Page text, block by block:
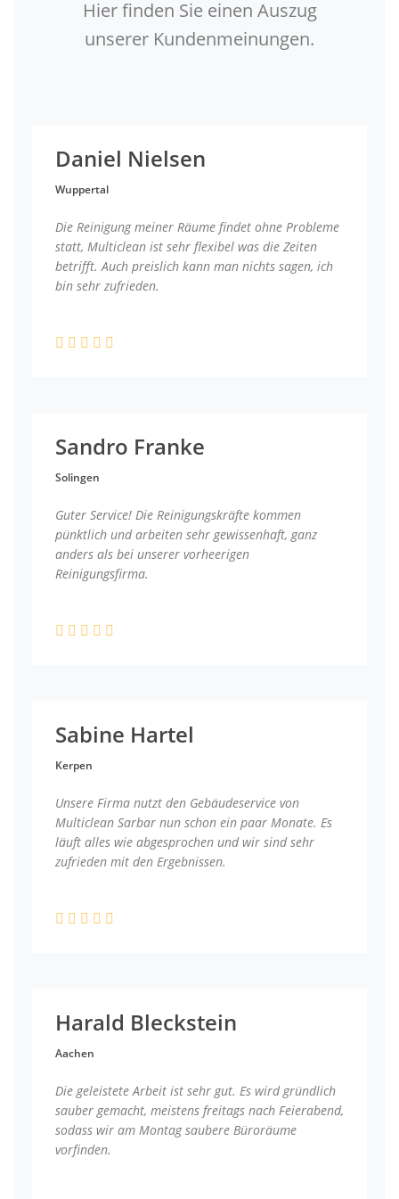
Hier finden Sie einen Auszug
unserer Kundenmeinungen.
Daniel Nielsen
Wuppertal
Die Reinigung meiner Räume findet ohne Probleme
statt, Multiclean ist sehr flexibel was die Zeiten
betrifft. Auch preislich kann man nichts sagen, ich
bin sehr zufrieden.
Sandro Franke
Solingen
Guter Service! Die Reinigungskräfte kommen
pünktlich und arbeiten sehr gewissenhaft, ganz
anders als bei unserer vorheerigen
Reinigungsfirma.
Sabine Hartel
Kerpen
Unsere Firma nutzt den Gebäudeservice von
Multiclean Sarbar nun schon ein paar Monate. Es
läuft alles wie abgesprochen und wir sind sehr
zufrieden mit den Ergebnissen.
Harald Bleckstein
Aachen
Die geleistete Arbeit ist sehr gut. Es wird gründlich
sauber gemacht, meistens freitags nach Feierabend,
sodass wir am Montag saubere Büroräume
vorfinden.